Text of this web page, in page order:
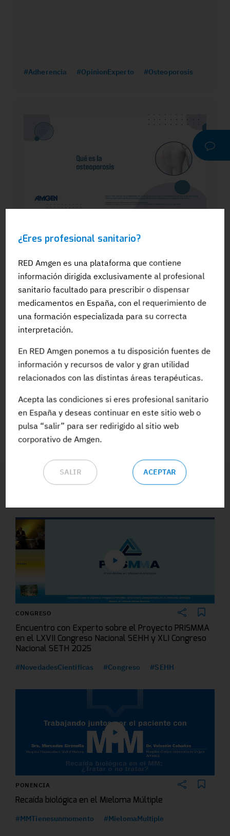
¿Eres profesional sanitario?
RED Amgen es una plataforma que contiene
información dirigida exclusivamente al profesional
sanitario facultado para prescribir o dispensar
medicamentos en España, con el requerimiento de
una formación especializada para su correcta
interpretación.
En RED Amgen ponemos a tu disposición fuentes de
información y recursos de valor y gran utilidad
relacionados con las distintas áreas terapéuticas.
Acepta las condiciones si eres profesional sanitario
en España y deseas continuar en este sitio web o
pulsa “salir” para ser redirigido al sitio web
corporativo de Amgen.
SALIR ACEPTAR
#Adherencia #OpinionExperto #Osteoporosis
Dra. Silvia González: El papel del
pacientes en tratamiento para la OP: Qué
es la osteoporosis
ACCEDE A TODA LA FORMACIÓN
CONGRESO
Encuentro con Experto sobre el Proyecto PRISMMA
en el LXVII Congreso Nacional SEHH y XLI Congreso
Nacional SETH 2025
#NovedadesCientificas #Congreso #SEHH
PONENCIA
Recaída biológica en el Mieloma Múltiple
#MMTienesunmomento #MielomaMultiple